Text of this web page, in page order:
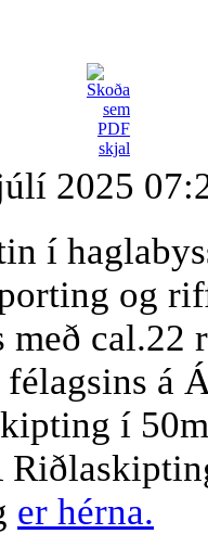
2025
í
og
með
á
í
er hérna.